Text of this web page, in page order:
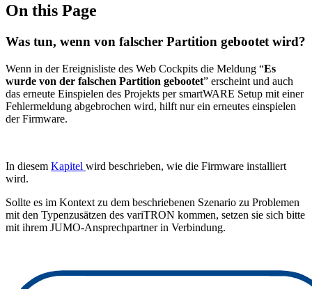
On this Page
Was tun, wenn von falscher Partition gebootet wird?
Wenn in der Ereignisliste des Web Cockpits die Meldung “Es
wurde von der falschen Partition gebootet” erscheint und auch
das erneute Einspielen des Projekts per smartWARE Setup mit einer
Fehlermeldung abgebrochen wird, hilft nur ein erneutes einspielen
der Firmware.
In diesem Kapitel wird beschrieben, wie die Firmware installiert
wird.
Sollte es im Kontext zu dem beschriebenen Szenario zu Problemen
mit den Typenzusätzen des variTRON kommen, setzen sie sich bitte
mit ihrem JUMO-Ansprechpartner in Verbindung.